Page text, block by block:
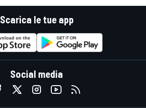
Scarica le tue app
Social media